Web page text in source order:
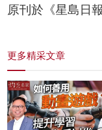
原刊於《星島日
更多精采文章